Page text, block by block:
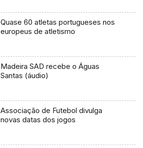
Quase 60 atletas portugueses nos
europeus de atletismo
Madeira SAD recebe o Águas
Santas (áudio)
Associação de Futebol divulga
novas datas dos jogos